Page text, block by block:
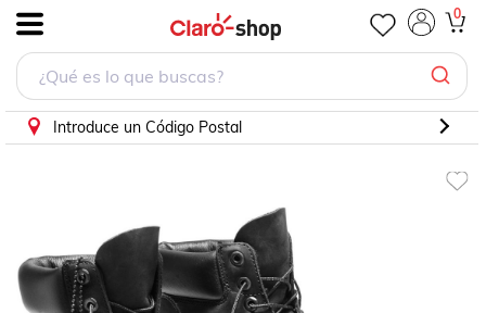
0
Introduce un Código Postal
Bota de Piel Negra Timberland para Hombre